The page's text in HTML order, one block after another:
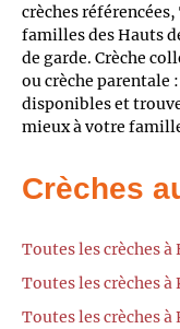
crèches
familles des Hauts
de garde. Crèche
ou crèche parentale
disponibles et
mieux à votre
Crèches
Toutes les crèches
Toutes les crèches
Toutes les crèches à